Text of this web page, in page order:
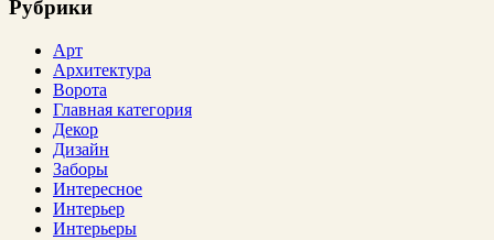
Рубрики
Арт
Архитектура
Ворота
Главная категория
Декор
Дизайн
Заборы
Интересное
Интерьер
Интерьеры